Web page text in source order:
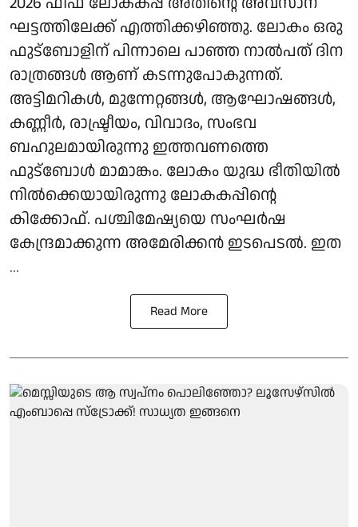
ഘട്ടത്തിലേക്ക് എത്തിക്കഴിഞ്ഞു. ലോകം ഒരു
ഫുട്‌ബോളിന് പിന്നാലെ പാഞ്ഞ നാല്‍പത് ദിന
രാത്രങ്ങള്‍ ആണ് കടന്നുപോകുന്നത്.
അട്ടിമറികള്‍, മുന്നേറ്റങ്ങള്‍, ആഘോഷങ്ങള്‍,
കണ്ണീര്‍, രാഷ്ട്രീയം, വിവാദം, സംഭവ
ബഹുലമായിരുന്നു ഇത്തവണത്തെ
ഫുട്‌ബോള്‍ മാമാങ്കം. ലോകം യുദ്ധ ഭീതിയില്‍
നില്‍ക്കെയായിരുന്നു ലോകകപ്പിന്റെ
കിക്കോഫ്. പശ്ചിമേഷ്യയെ സംഘര്‍ഷ
കേന്ദ്രമാക്കുന്ന അമേരിക്കന്‍ ഇടപെടല്‍. ഇത
...
Read More